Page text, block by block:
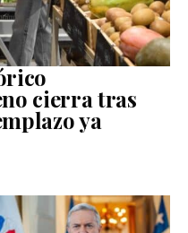
cierra tras
ya